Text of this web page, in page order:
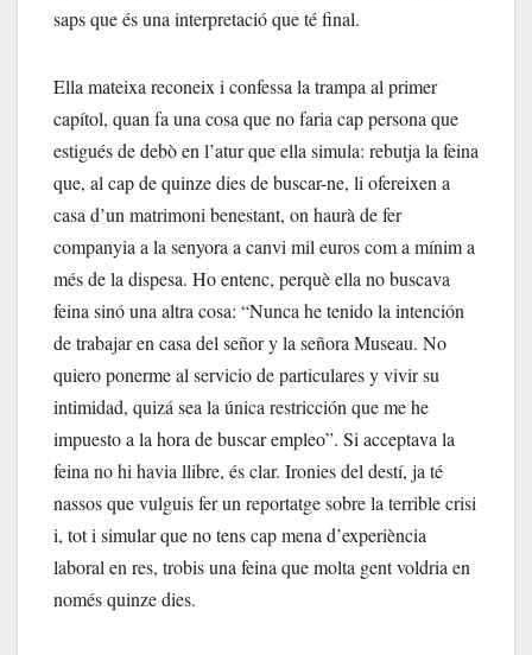
saps que és una interpretació que té final.
Ella mateixa reconeix i confessa la trampa al primer
capítol, quan fa una cosa que no faria cap persona que
estigués de debò en l’atur que ella simula: rebutja la feina
que, al cap de quinze dies de buscar-ne, li ofereixen a
casa d’un matrimoni benestant, on haurà de fer
companyia a la senyora a canvi mil euros com a mínim a
més de la dispesa. Ho entenc, perquè ella no buscava
feina sinó una altra cosa: “Nunca he tenido la intención
de trabajar en casa del señor y la señora Museau. No
quiero ponerme al servicio de particulares y vivir su
intimidad, quizá sea la única restricción que me he
impuesto a la hora de buscar empleo”. Si acceptava la
feina no hi havia llibre, és clar. Ironies del destí, ja té
nassos que vulguis fer un reportatge sobre la terrible crisi
i, tot i simular que no tens cap mena d’experiència
laboral en res, trobis una feina que molta gent voldria en
només quinze dies.